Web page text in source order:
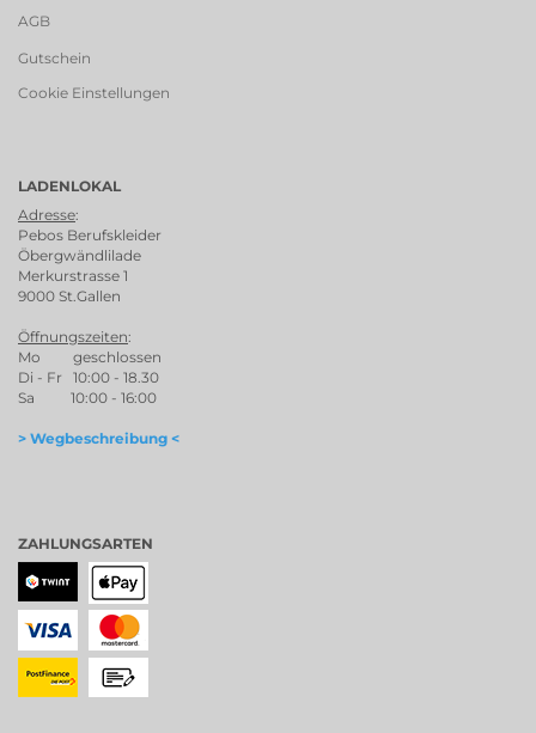
AGB
Gutschein
Cookie Einstellungen
LADENLOKAL
Adresse:
Pebos Berufskleider
Öbergwändlilade
Merkurstrasse 1
9000 St.Gallen
Öffnungszeiten:
Mo geschlossen
Di - Fr 10:00 - 18.30
Sa 10:00 - 16:00
> Wegbeschreibung <
ZAHLUNGSARTEN